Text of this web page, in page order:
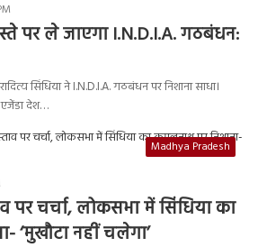
पर ले जाएगा I.N.D.I.A. गठबंधन:
सिंधिया ने I.N.D.I.A. गठबंधन पर निशाना साधा।
देश…
Madhya Pradesh
पर चर्चा, लोकसभा में सिंधिया का
‘मुखौटा नहीं चलेगा’